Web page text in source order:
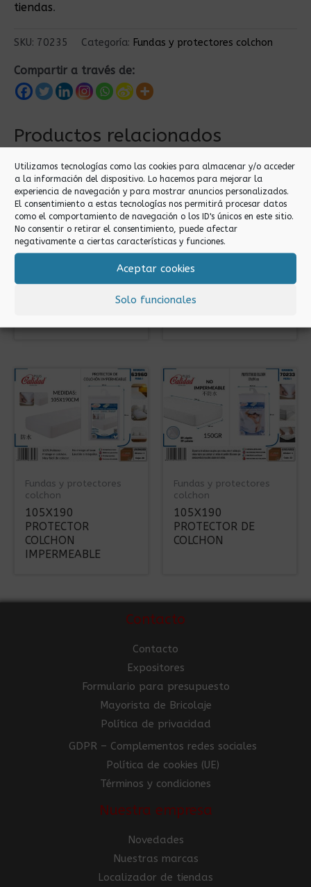
Utilizamos tecnologías como las cookies para almacenar y/o acceder
a la información del dispositivo. Lo hacemos para mejorar la
experiencia de navegación y para mostrar anuncios personalizados.
El consentimiento a estas tecnologías nos permitirá procesar datos
como el comportamiento de navegación o los ID's únicos en este sitio.
No consentir o retirar el consentimiento, puede afectar
negativamente a ciertas características y funciones.
Aceptar cookies
Solo funcionales
tiendas.
SKU: 70235 Categoría: Fundas y protectores colchon
Compartir a través de:
Productos relacionados
colchon
colchon
80X190 FUNDA
Fundas y protectores
colchon
105X190
PROTECTOR
COLCHON
IMPERMEABLE
Fundas y protectores
colchon
105X190
PROTECTOR DE
COLCHON
Contacto
Contacto
Expositores
Formulario para presupuesto
Mayorista de Bricolaje
Política de privacidad
GDPR – Complementos redes sociales
Política de cookies (UE)
Términos y condiciones
Nuestra empresa
Novedades
Nuestras marcas
Localizador de tiendas